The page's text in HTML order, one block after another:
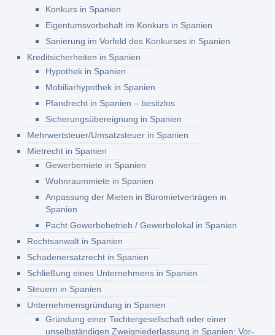
Konkurs in Spanien
Eigentumsvorbehalt im Konkurs in Spanien
Sanierung im Vorfeld des Konkurses in Spanien
Kreditsicherheiten in Spanien
Hypothek in Spanien
Mobiliarhypothek in Spanien
Pfandrecht in Spanien – besitzlos
Sicherungsübereignung in Spanien
Mehrwertsteuer/Umsatzsteuer in Spanien
Mietrecht in Spanien
Gewerbemiete in Spanien
Wohnraummiete in Spanien
Anpassung der Mieten in Büromietverträgen in
Spanien
Pacht Gewerbebetrieb / Gewerbelokal in Spanien
Rechtsanwalt in Spanien
Schadenersatzrecht in Spanien
Schließung eines Unternehmens in Spanien
Steuern in Spanien
Unternehmensgründung in Spanien
Gründung einer Tochtergesellschaft oder einer
unselbständigen Zweigniederlassung in Spanien: Vor-